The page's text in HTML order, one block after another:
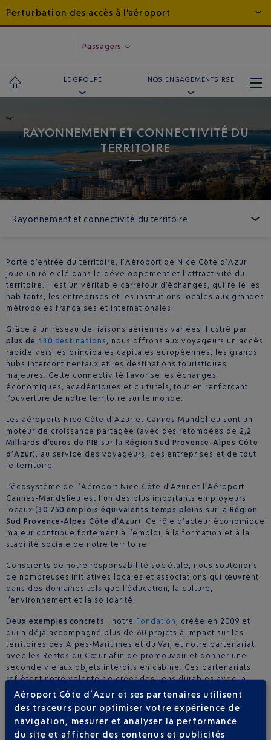
Perturbation des accès à l'aéroport
Passagers
LE GROUPE NOS ENGAGEMENTS RSE
RAYONNEMENT ET CONNECTIVITÉ DU
TERRITOIRE
Rayonnement et connectivité du territoire
Porte d’entrée du territoire, l’Aéroport de Nice Côte d’Azur
joue un rôle clé dans le développement et l’attractivité du
territoire. Il est un véritable carrefour d’échanges, qui relie les
habitants, les entreprises et les institutions locales aux grandes
métropoles françaises et internationales.
Grâce à un réseau de liaisons aériennes variées illustré par
plus de 130 destinations , nous offrons aux voyageurs un accès
rapide vers les principales capitales européennes, les grands
hubs intercontinentaux et les destinations touristiques
majeures. Cette connectivité favorise les échanges
économiques, académiques et culturels, tout en renforçant
l’ouverture de notre territoire sur le monde.
Les aéroports Nice Côte d’Azur et Cannes Mandelieu sont un
moteur de croissance partagée (avec des retombées de 2,2
Milliards d’euros de PIB sur la Région Sud Provence-Alpes Côte
d’Azur), au service des voyageurs, des entreprises et de tout
le territoire.
L’écosystème de l’Aéroport Nice Côte d’Azur et l’Aéroport
Cannes-Mandelieu est l’un des plus importants employeurs
locaux (30 750 emplois équivalents temps pleins sur la Région
Sud Provence-Alpes Côte d’Azur). Ce rôle d’acteur économique
majeur contribue fortement à l’emploi, à la formation et à la
stabilité sociale de notre territoire.
Conscients de notre responsabilité sociétale, nous soutenons
de nombreuses initiatives locales et associations qui œuvrent
dans des domaines tels que l’éducation, la culture,
l’environnement et la solidarité.
Deux exemples concrets : notre Fondation , créée en 2009 et
qui a déjà accompagné plus de 60 projets à impact sur les
territoires des Alpes-Maritimes et du Var, et notre partenariat
avec les Restos du Cœur afin de promouvoir et donner une
seconde vie aux objets interdits en cabine. Ces partenariats
reflètent notre volonté de créer des liens durables avec la
communauté et de participer activement à la vie locale.
Aéroport Côte d’Azur et ses partenaires utilisent
des traceurs pour optimiser votre expérience de
navigation, mesurer et analyser la performance
du site et afficher des contenus et publicités